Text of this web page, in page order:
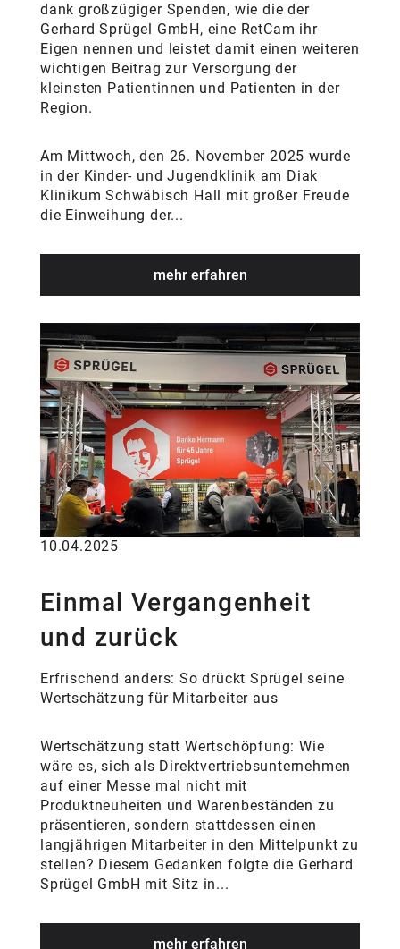
dank großzügiger Spenden, wie die der
Gerhard Sprügel GmbH, eine RetCam ihr
Eigen nennen und leistet damit einen weiteren
wichtigen Beitrag zur Versorgung der
kleinsten Patientinnen und Patienten in der
Region.
Am Mittwoch, den 26. November 2025 wurde
in der Kinder- und Jugendklinik am Diak
Klinikum Schwäbisch Hall mit großer Freude
die Einweihung der...
mehr erfahren
10.04.2025
Einmal Vergangenheit
und zurück
Erfrischend anders: So drückt Sprügel seine
Wertschätzung für Mitarbeiter aus
Wertschätzung statt Wertschöpfung: Wie
wäre es, sich als Direktvertriebsunternehmen
auf einer Messe mal nicht mit
Produktneuheiten und Warenbeständen zu
präsentieren, sondern stattdessen einen
langjährigen Mitarbeiter in den Mittelpunkt zu
stellen? Diesem Gedanken folgte die Gerhard
Sprügel GmbH mit Sitz in...
mehr erfahren